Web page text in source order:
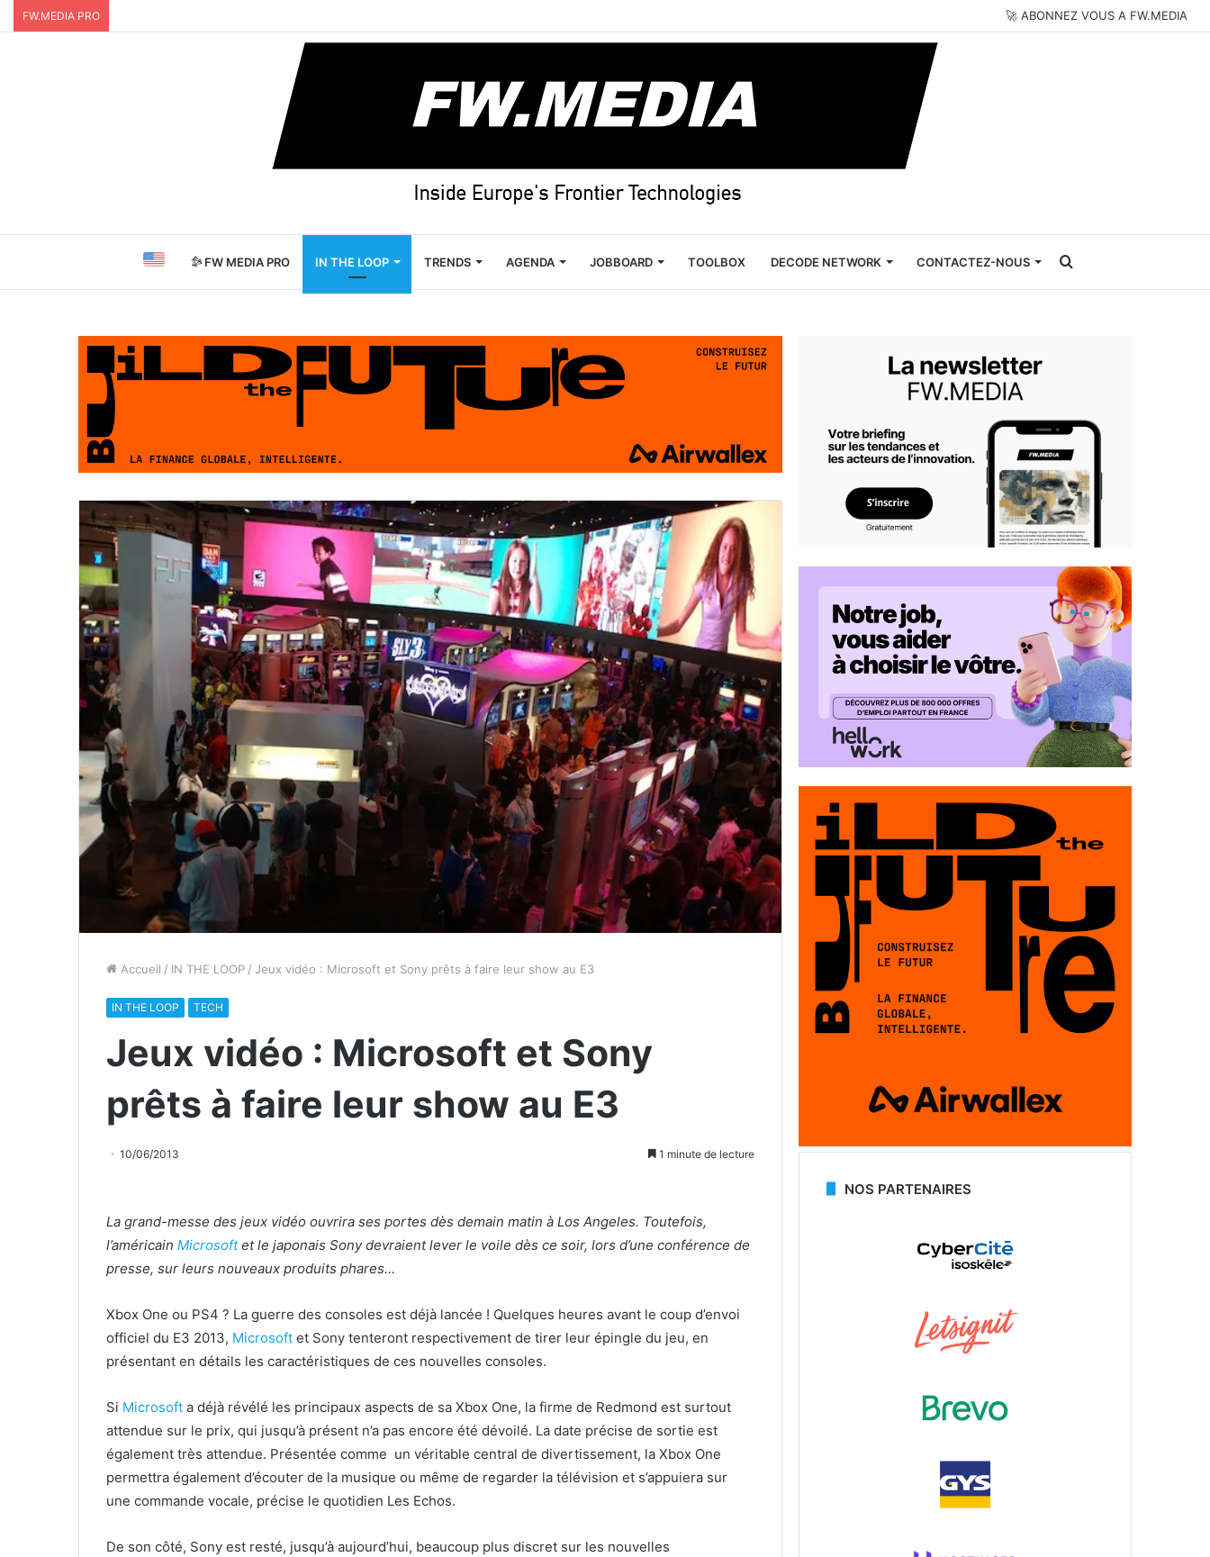
FW.MEDIA PRO 🚀 ABONNEZ VOUS A FW.MEDIA
FW MEDIA PRO IN THE LOOP TRENDS AGENDA JOBBOARD TOOLBOX DECODE NETWORK CONTACTEZ-NOUS Rechercher
Accueil / IN THE LOOP / Jeux vidéo : Microsoft et Sony prêts à faire leur show au E3
IN THE LOOP TECH
Jeux vidéo : Microsoft et Sony
prêts à faire leur show au E3
10/06/2013 1 minute de lecture
La grand-messe des jeux vidéo ouvrira ses portes dès demain matin à Los Angeles. Toutefois,
l’américain Microsoftet le japonais Sony devraient lever le voile dès ce soir, lors d’une conférence de
presse, sur leurs nouveaux produits phares…
Xbox One ou PS4 ? La guerre des consoles est déjà lancée ! Quelques heures avant le coup d’envoi
officiel du E3 2013, Microsoft et Sony tenteront respectivement de tirer leur épingle du jeu, en
présentant en détails les caractéristiques de ces nouvelles consoles.
Si Microsoft a déjà révélé les principaux aspects de sa Xbox One, la firme de Redmond est surtout
attendue sur le prix, qui jusqu’à présent n’a pas encore été dévoilé. La date précise de sortie est
également très attendue. Présentée comme un véritable central de divertissement, la Xbox One
permettra également d’écouter de la musique ou même de regarder la télévision et s’appuiera sur
une commande vocale, précise le quotidien Les Echos.
De son côté, Sony est resté, jusqu’à aujourd’hui, beaucoup plus discret sur les nouvelles
NOS PARTENAIRES